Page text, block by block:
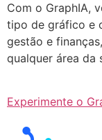
Com o GraphIA,
tipo de gráfico e
gestão e
qualquer área da
Experimente o